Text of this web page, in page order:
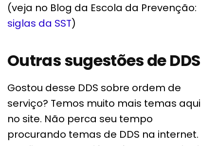
(veja no Blog da Escola da Prevenção:
siglas da SST)
Outras sugestões de DDS
Gostou desse DDS sobre ordem de
serviço? Temos muito mais temas aqui
no site. Não perca seu tempo
procurando temas de DDS na internet.